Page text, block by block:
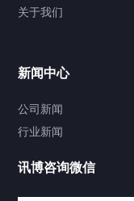
关于我们
新闻中心
公司新闻
行业新闻
讯博咨询微信